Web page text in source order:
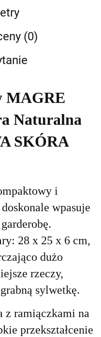
(0)
MAGRE
Naturalna
SKÓRA
i
wpasuje
28 x 25 x 6 cm,
dużo
rzeczy,
sylwetkę.
z ramiączkami na
przekształcenie